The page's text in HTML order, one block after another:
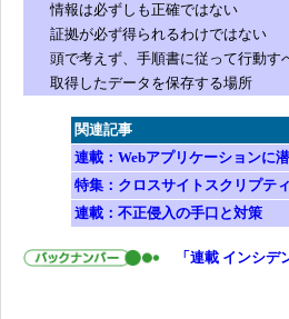
情報は必ずしも正確ではない
証拠が必ず得られるわけではない
頭で考えず、手順書に従って行動す
取得したデータを保存する場所
関連記事
連載：Webアプリケーションに
特集：クロスサイトスクリプテ
連載：不正侵入の手口と対策
「連載 インシデ